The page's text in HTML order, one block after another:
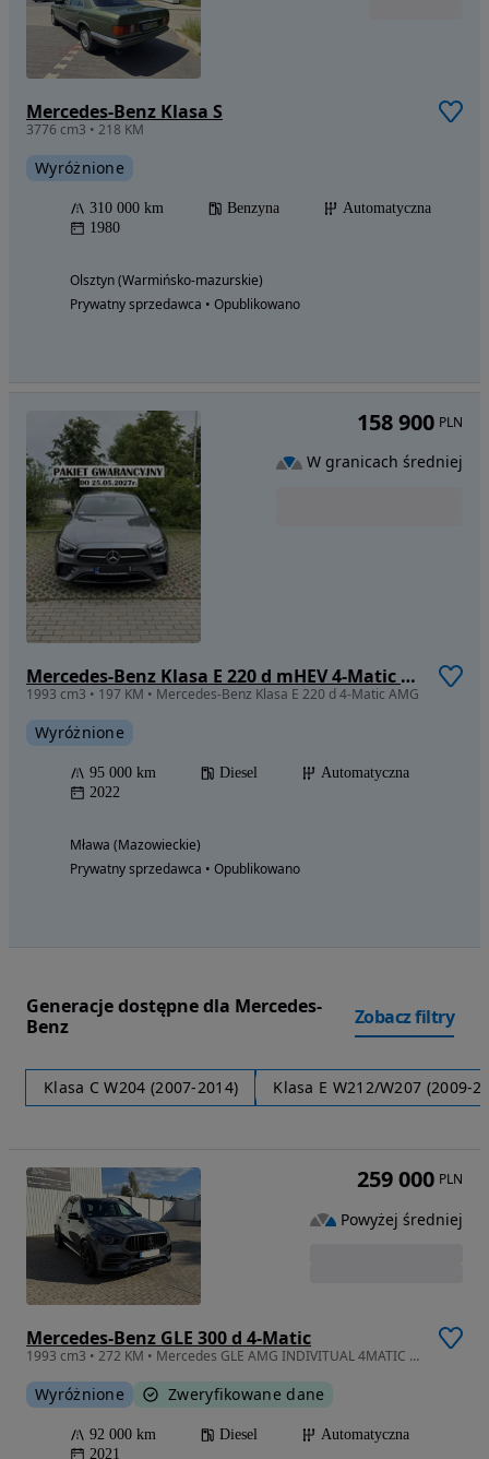
Mercedes-Benz Klasa S
3776 cm3 • 218 KM
Wyróżnione
310 000 km Benzyna
Automatyczna
1980
Olsztyn (Warmińsko-mazurskie)
Prywatny sprzedawca • Opublikowano
Mercedes-Benz Klasa E 220 d mHEV 4-Matic AMG 9G-Tronic
1993 cm3 • 197 KM • Mercedes-Benz Klasa E 220 d 4-Matic AMG
Wyróżnione
95 000 km Diesel
Automatyczna
2022
Mława (Mazowieckie)
Prywatny sprzedawca • Opublikowano
158 900 PLN
W granicach średniej
Generacje dostępne dla Mercedes-
Benz
Zobacz filtry
Klasa C W204 (2007-2014) Klasa E W212/W207 (2009-
Mercedes-Benz GLE 300 d 4-Matic
1993 cm3 • 272 KM • Mercedes GLE AMG INDIVITUAL 4MATIC Fv 23% Salon Polska Jeden właścicie
Wyróżnione Zweryfikowane dane
92 000 km Diesel
Automatyczna
2021
259 000 PLN
Powyżej średniej